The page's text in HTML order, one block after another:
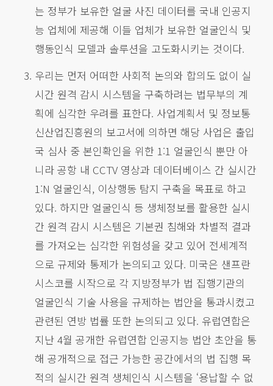
는 정부가 보유한 얼굴 사진 데이터를 국내 인공지
능 업체에 제공해 이들 업체가 보유한 얼굴인식 및
행동인식 모델과 솔루션을 고도화시키는 것이다.
우리는 먼저 어떠한 사회적 논의와 합의도 없이 실
시간 원격 감시 시스템을 구축하려는 법무부의 계
획에 심각한 우려를 표한다. 사업계획서 및 정보통
신산업진흥원의 보고서에 의하면 해당 사업은 출입
국 심사 중 본인확인을 위한 1:1 얼굴인식 뿐만 아
니라 공항 내 CCTV 영상과 데이터베이스 간 실시간
1:N 얼굴인식, 이상행동 탐지 구축을 목표로 하고
있다. 하지만 얼굴인식 등 생체정보를 활용한 실시
간 원격 감시 시스템은 기본권 침해와 차별적 결과
를 가져오는 심각한 위험성을 갖고 있어 전세계적
으로 규제와 통제가 논의되고 있다. 미국은 샌프란
시스코를 시작으로 각 지방정부가 법 집행기관의
얼굴인식 기술 사용을 규제하는 법안을 통과시켰고
관련된 연방 법률 또한 논의되고 있다. 유럽연합은
지난 4월 공개한 유럽연합 인공지능 법안 초안을 통
해 공개적으로 접근 가능한 공간에서의 법 집행 목
적의 실시간 원격 생체인식 시스템을 ‘용납할 수 없